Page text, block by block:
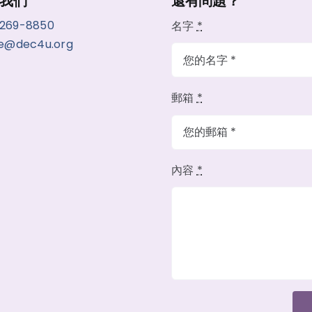
8850
名字*
郵箱*
內容*